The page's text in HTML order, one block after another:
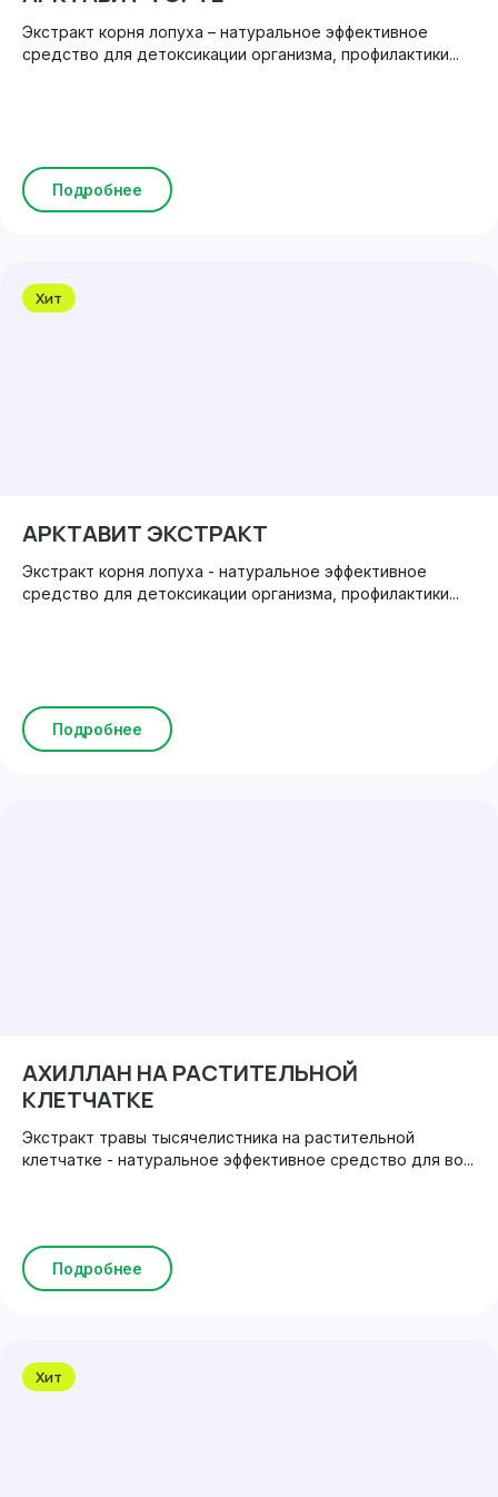
Экстракт корня лопуха – натуральное эффективное
средство для детоксикации организма, профилактики...
Подробнее
Хит
АРКТАВИТ ЭКСТРАКТ
Экстракт корня лопуха - натуральное эффективное
средство для детоксикации организма, профилактики...
Подробнее
АХИЛЛАН НА РАСТИТЕЛЬНОЙ
КЛЕТЧАТКЕ
Экстракт травы тысячелистника на растительной
клетчатке - натуральное эффективное средство для во...
Подробнее
Хит